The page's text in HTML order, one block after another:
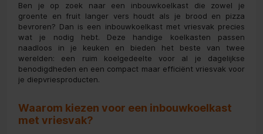
Ben je op zoek naar een inbouwkoelkast die zowel je
groente en fruit langer vers houdt als je brood en pizza
bevroren? Dan is een inbouwkoelkast met vriesvak precies
wat je nodig hebt. Deze handige koelkasten passen
naadloos in je keuken en bieden het beste van twee
werelden: een ruim koelgedeelte voor al je dagelijkse
benodigdheden en een compact maar efficiënt vriesvak voor
je diepvriesproducten.
Waarom kiezen voor een inbouwkoelkast
met vriesvak?